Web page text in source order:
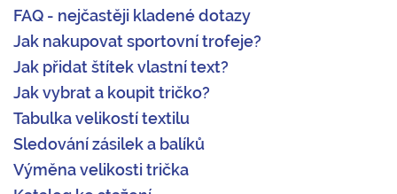
FAQ - nejčastěji kladené dotazy
Jak nakupovat sportovní trofeje?
Jak přidat štítek vlastní text?
Jak vybrat a koupit tričko?
Tabulka velikostí textilu
Sledování zásilek a balíků
Výměna velikosti trička